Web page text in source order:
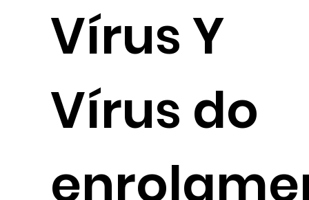
Vírus Y
Vírus do